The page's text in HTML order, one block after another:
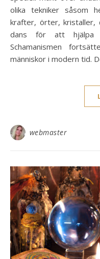
olika tekniker såsom
krafter, örter, kristaller,
dans för att hjälpa
Schamanismen
människor i modern tid.
webmaster